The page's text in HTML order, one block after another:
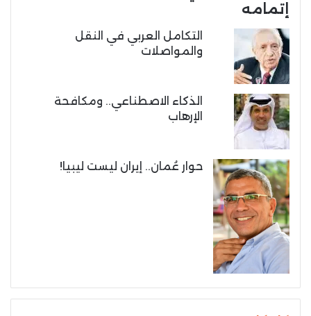
إتمامه
التكامل العربي في النقل
والمواصلات
الذكاء الاصطناعي.. ومكافحة
الإرهاب
حوار عُمان.. إيران ليست ليبيا!